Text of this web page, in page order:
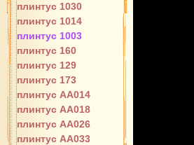
плинтус 1030
плинтус 1014
плинтус 1003
плинтус 160
плинтус 129
плинтус 173
плинтус AA014
плинтус AA018
плинтус AA026
плинтус AA033